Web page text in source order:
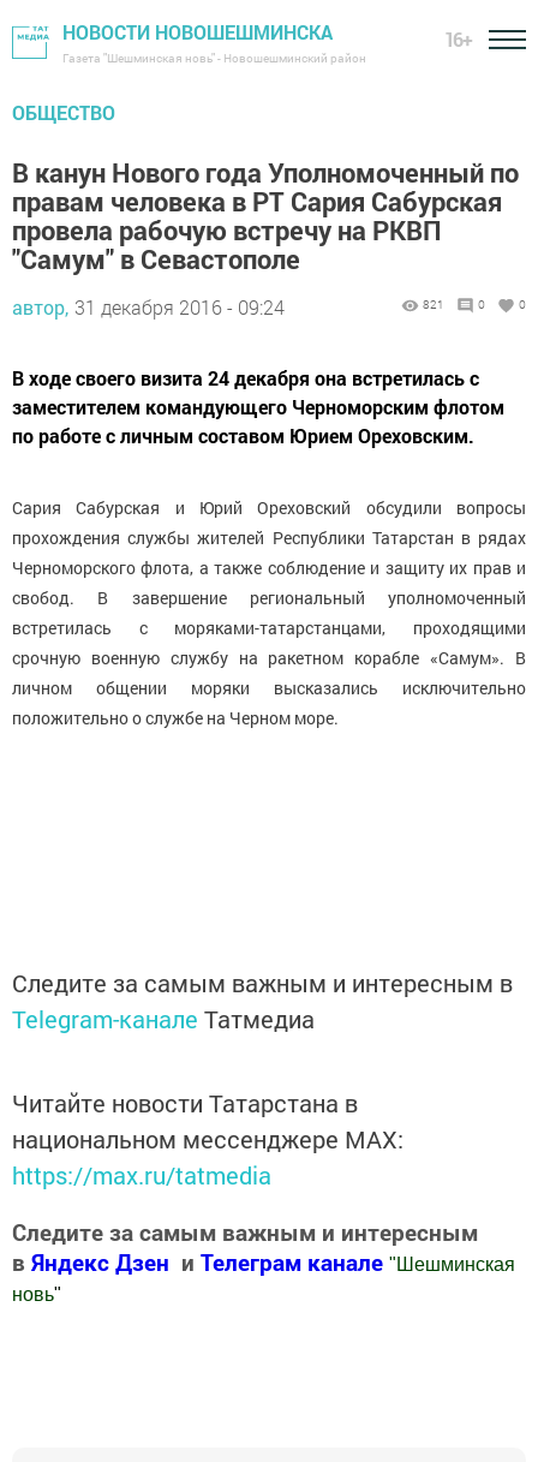
НОВОСТИ НОВОШЕШМИНСКА
Газета "Шешминская новь" - Новошешминский район
16+
ОБЩЕСТВО
В канун Нового года Уполномоченный по
правам человека в РТ Сария Сабурская
провела рабочую встречу на РКВП
"Самум" в Севастополе
автор, 31 декабря 2016 - 09:24 821 0 0
В ходе своего визита 24 декабря она встретилась с
заместителем командующего Черноморским флотом
по работе с личным составом Юрием Ореховским.
Сария Сабурская и Юрий Ореховский обсудили вопросы
прохождения службы жителей Республики Татарстан в рядах
Черноморского флота, а также соблюдение и защиту их прав и
свобод. В завершение региональный уполномоченный
встретилась с моряками-татарстанцами, проходящими
срочную военную службу на ракетном корабле «Самум». В
личном общении моряки высказались исключительно
положительно о службе на Черном море.
Следите за самым важным и интересным в
Telegram-канале Татмедиа
Читайте новости Татарстана в
национальном мессенджере MАХ:
https://max.ru/tatmedia
Следите за самым важным и интересным
в Яндекс Дзен и Телеграм канале " Шешминская
новь"